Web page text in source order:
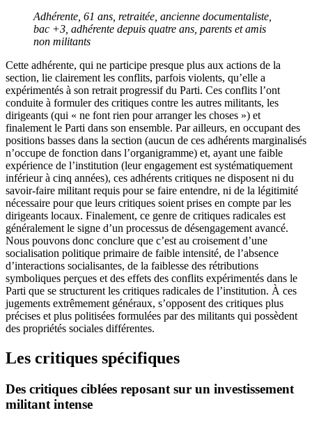
Adhérente, 61 ans, retraitée, ancienne documentaliste,
bac +3, adhérente depuis quatre ans, parents et amis
non militants
Cette adhérente, qui ne participe presque plus aux actions de la
section, lie clairement les conflits, parfois violents, qu’elle a
expérimentés à son retrait progressif du Parti. Ces conflits l’ont
conduite à formuler des critiques contre les autres militants, les
dirigeants (qui « ne font rien pour arranger les choses ») et
finalement le Parti dans son ensemble. Par ailleurs, en occupant des
positions basses dans la section (aucun de ces adhérents marginalisés
n’occupe de fonction dans l’organigramme) et, ayant une faible
expérience de l’institution (leur engagement est systématiquement
inférieur à cinq années), ces adhérents critiques ne disposent ni du
savoir-faire militant requis pour se faire entendre, ni de la légitimité
nécessaire pour que leurs critiques soient prises en compte par les
dirigeants locaux. Finalement, ce genre de critiques radicales est
généralement le signe d’un processus de désengagement avancé.
Nous pouvons donc conclure que c’est au croisement d’une
socialisation politique primaire de faible intensité, de l’absence
d’interactions socialisantes, de la faiblesse des rétributions
symboliques perçues et des effets des conflits expérimentés dans le
Parti que se structurent les critiques radicales de l’institution. À ces
jugements extrêmement généraux, s’opposent des critiques plus
précises et plus politisées formulées par des militants qui possèdent
des propriétés sociales différentes.
Les critiques spécifiques
Des critiques ciblées reposant sur un investissement
militant intense